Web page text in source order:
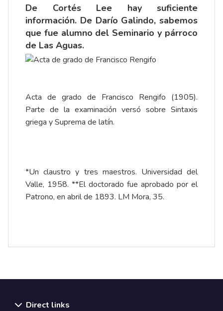
De Cortés Lee hay suficiente
información. De Darío Galindo, sabemos
que fue alumno del Seminario y párroco
de Las Aguas.
Acta de grado de Francisco Rengifo (1905).
Parte de la examinación versó sobre Sintaxis
griega y Suprema de latín.
*Un claustro y tres maestros. Universidad del
Valle, 1958. **El doctorado fue aprobado por el
Patrono, en abril de 1893. LM Mora, 35.
Direct links